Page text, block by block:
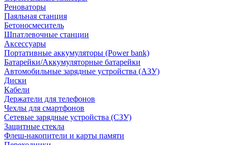
Реноваторы
Паяльная станция
Бетоносмеситель
Шпатлевочные станции
Аксессуары
Портативные аккумуляторы (Power bank)
Батарейки/Аккумуляторные батарейки
Автомобильные зарядные устройства (АЗУ)
Диски
Кабели
Держатели для телефонов
Чехлы для смартфонов
Сетевые зарядные устройства (СЗУ)
Защитные стекла
Флеш-накопители и карты памяти